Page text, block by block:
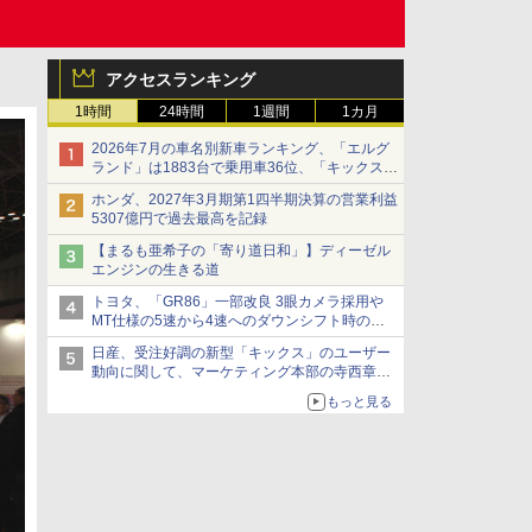
アクセスランキング
1時間 24時間 1週間 1カ月
2026年7月の車名別新車ランキング、「エルグ
ランド」は1883台で乗用車36位、「キックス」
は2591台で27位に
ホンダ、2027年3月期第1四半期決算の営業利益
5307億円で過去最高を記録
【まるも亜希子の「寄り道日和」】ディーゼル
エンジンの生きる道
トヨタ、「GR86」一部改良 3眼カメラ採用や
MT仕様の5速から4速へのダウンシフト時の操
作性向上など
日産、受注好調の新型「キックス」のユーザー
動向に関して、マーケティング本部の寺西章氏
もっと見る